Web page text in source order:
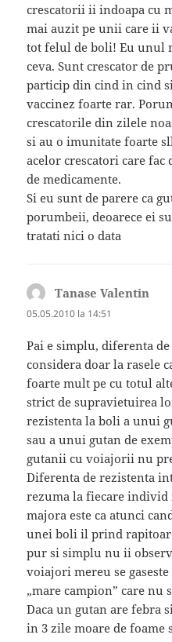
crescatorii ii indoapa cu
mai auzit pe unii care ii
tot felul de boli! Eu unul
ceva. Sunt crescator de
particip din cind in cind
vaccinez foarte rar.
crescatorile din zilele
si au o imunitate foarte
acelor crescatori care
de medicamente.
Si eu sunt de parere ca
porumbeii, deoarece ei
tratati nici o data
Tanase Valentin
05.05.2010 la 14:51
Pai e simplu, diferenta
considera doar la rasele
foarte mult pe cu totul
strict de supravietuirea
rezistenta la boli a unui
sau a unui gutan de
gutanii cu voiajorii nu
Diferenta de rezistenta
rezuma la fiecare individ
majora este ca atunci
unei boli il prind
pur si simplu nu ii
voiajori mereu se
„mare campion” care nu
Daca un gutan are febra
in 3 zile moare de